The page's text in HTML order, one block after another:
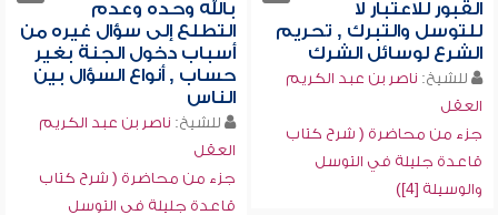
القبور للاعتبار لا
للتوسل والتبرك , تحريم
الشرع لوسائل الشرك
للشيخ: ناصر بن عبد الكريم
العقل
جزء من محاضرة ( شرح كتاب
قاعدة جليلة في التوسل
والوسيلة [4])
بالله وحده وعدم
التطلع إلى سؤال غيره من
أسباب دخول الجنة بغير
حساب , أنواع السؤال بين
الناس
للشيخ: ناصر بن عبد الكريم
العقل
جزء من محاضرة ( شرح كتاب
قاعدة جليلة في التوسل